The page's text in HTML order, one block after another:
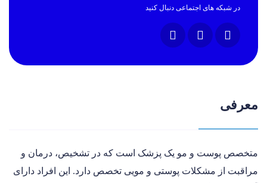
در شبکه های اجتماعی دنبال کنید
معرفی
متخصص پوست و مو یک پزشک است که در تشخیص، درمان و
مراقبت از مشکلات پوستی و مویی تخصص دارد. این افراد دارای